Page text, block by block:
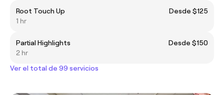
Root Touch Up
Desde $125
1 hr
Partial Highlights
Desde $150
2 hr
Ver el total de 99 servicios